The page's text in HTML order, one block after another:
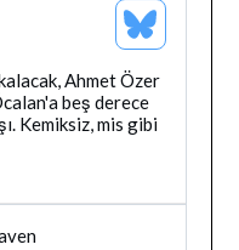
Bluesky
Profilini
Gor
Ahmet Özer
beş derece
Kemiksiz, mis gibi